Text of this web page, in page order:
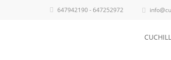
647942190 - 647252972 